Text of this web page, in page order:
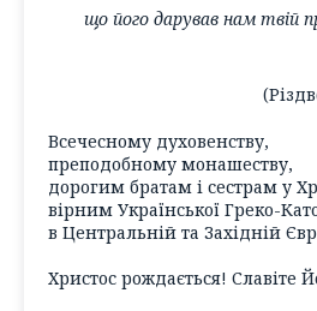
що його дарував нам твій
Всечесному духовенству,
преподобному монашеству,
дорогим братам і сестрам у
вірним Української Греко-
в Центральній та Західній
Христос рождається! Славіте